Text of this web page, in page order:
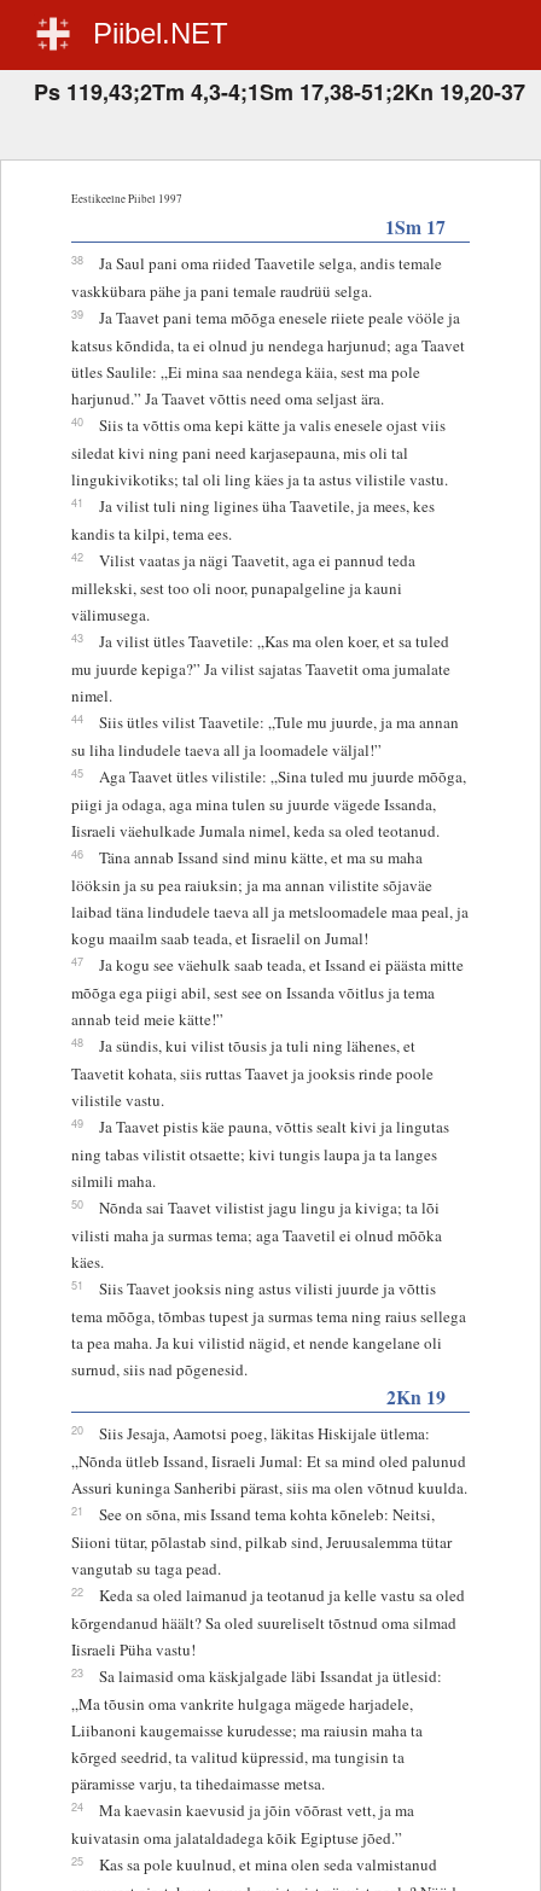
Piibel.NET
Ps 119,43;2Tm 4,3-4;1Sm 17,38-51;2Kn 19,20-37
Eestikeelne Piibel 1997
1Sm 17
38
Ja Saul pani oma riided Taavetile selga, andis temale
vaskkübara pähe ja pani temale raudrüü selga.
39
Ja Taavet pani tema mõõga enesele riiete peale vööle ja
katsus kõndida, ta ei olnud ju nendega harjunud; aga Taavet
ütles Saulile: „Ei mina saa nendega käia, sest ma pole
harjunud.” Ja Taavet võttis need oma seljast ära.
40
Siis ta võttis oma kepi kätte ja valis enesele ojast viis
siledat kivi ning pani need karjasepauna, mis oli tal
lingukivikotiks; tal oli ling käes ja ta astus vilistile vastu.
41
Ja vilist tuli ning ligines üha Taavetile, ja mees, kes
kandis ta kilpi, tema ees.
42
Vilist vaatas ja nägi Taavetit, aga ei pannud teda
millekski, sest too oli noor, punapalgeline ja kauni
välimusega.
43
Ja vilist ütles Taavetile: „Kas ma olen koer, et sa tuled
mu juurde kepiga?” Ja vilist sajatas Taavetit oma jumalate
nimel.
44
Siis ütles vilist Taavetile: „Tule mu juurde, ja ma annan
su liha lindudele taeva all ja loomadele väljal!”
45
Aga Taavet ütles vilistile: „Sina tuled mu juurde mõõga,
piigi ja odaga, aga mina tulen su juurde vägede Issanda,
Iisraeli väehulkade Jumala nimel, keda sa oled teotanud.
46
Täna annab Issand sind minu kätte, et ma su maha
lööksin ja su pea raiuksin; ja ma annan vilistite sõjaväe
laibad täna lindudele taeva all ja metsloomadele maa peal, ja
kogu maailm saab teada, et Iisraelil on Jumal!
47
Ja kogu see väehulk saab teada, et Issand ei päästa mitte
mõõga ega piigi abil, sest see on Issanda võitlus ja tema
annab teid meie kätte!”
48
Ja sündis, kui vilist tõusis ja tuli ning lähenes, et
Taavetit kohata, siis ruttas Taavet ja jooksis rinde poole
vilistile vastu.
49
Ja Taavet pistis käe pauna, võttis sealt kivi ja lingutas
ning tabas vilistit otsaette; kivi tungis laupa ja ta langes
silmili maha.
50
Nõnda sai Taavet vilistist jagu lingu ja kiviga; ta lõi
vilisti maha ja surmas tema; aga Taavetil ei olnud mõõka
käes.
51
Siis Taavet jooksis ning astus vilisti juurde ja võttis
tema mõõga, tõmbas tupest ja surmas tema ning raius sellega
ta pea maha. Ja kui vilistid nägid, et nende kangelane oli
surnud, siis nad põgenesid.
2Kn 19
20
Siis Jesaja, Aamotsi poeg, läkitas Hiskijale ütlema:
„Nõnda ütleb Issand, Iisraeli Jumal: Et sa mind oled palunud
Assuri kuninga Sanheribi pärast, siis ma olen võtnud kuulda.
21
See on sõna, mis Issand tema kohta kõneleb: Neitsi,
Siioni tütar, põlastab sind, pilkab sind, Jeruusalemma tütar
vangutab su taga pead.
22
Keda sa oled laimanud ja teotanud ja kelle vastu sa oled
kõrgendanud häält? Sa oled suureliselt tõstnud oma silmad
Iisraeli Püha vastu!
23
Sa laimasid oma käskjalgade läbi Issandat ja ütlesid:
„Ma tõusin oma vankrite hulgaga mägede harjadele,
Liibanoni kaugemaisse kurudesse; ma raiusin maha ta
kõrged seedrid, ta valitud küpressid, ma tungisin ta
päramisse varju, ta tihedaimasse metsa.
24
Ma kaevasin kaevusid ja jõin võõrast vett, ja ma
kuivatasin oma jalataldadega kõik Egiptuse jõed.”
25
Kas sa pole kuulnud, et mina olen seda valmistanud